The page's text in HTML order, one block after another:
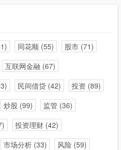
同花顺(55) 股市(71)
互联网金融 (67)
民间借贷(42) 投资 (89)
炒股 (99) 监管 (36)
投资理财(42)
市场分析(33) 风险(59)